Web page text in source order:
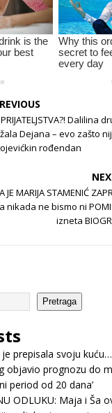
PRIJATELJSTVA?! Dalilina
Dejana – evo zašto
rođendan
JE MARIJA STAMENIĆ
nikada ne bismo ni
izneta
Pretraga
prepisala svoju
objavio prognozu do
period od 20 dana’
ODLUKU: Maja i Ša